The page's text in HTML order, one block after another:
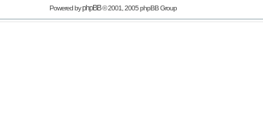
Powered byphpBB© 2001, 2005 phpBB Group